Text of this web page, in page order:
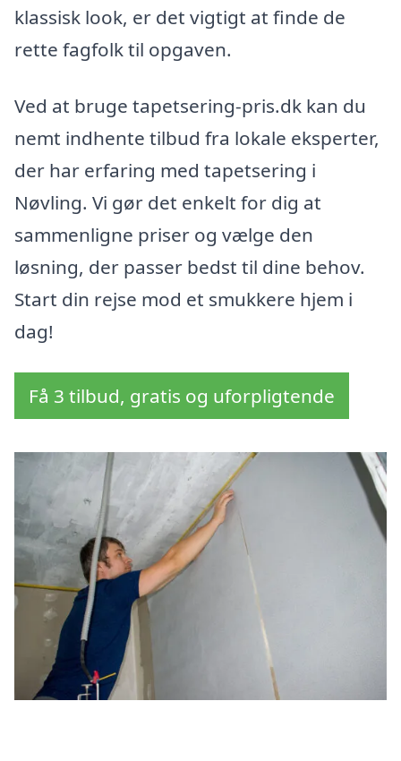
klassisk look, er det vigtigt at finde de
rette fagfolk til opgaven.
Ved at bruge tapetsering-pris.dk kan du
nemt indhente tilbud fra lokale eksperter,
der har erfaring med tapetsering i
Nøvling. Vi gør det enkelt for dig at
sammenligne priser og vælge den
løsning, der passer bedst til dine behov.
Start din rejse mod et smukkere hjem i
dag!
Få 3 tilbud, gratis og uforpligtende